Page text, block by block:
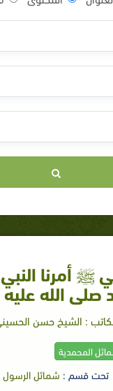
ﷺ أمرنا النبي
صلى الله
: الشيخ حسن
المحمدية
تحت قسم : شمائل الرسول